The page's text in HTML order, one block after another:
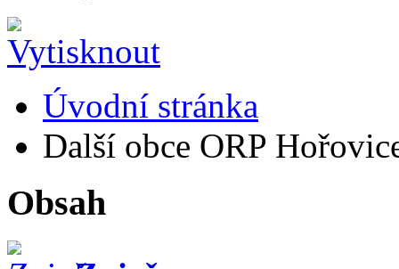
Úvodní stránka
Další obce ORP
Obsah